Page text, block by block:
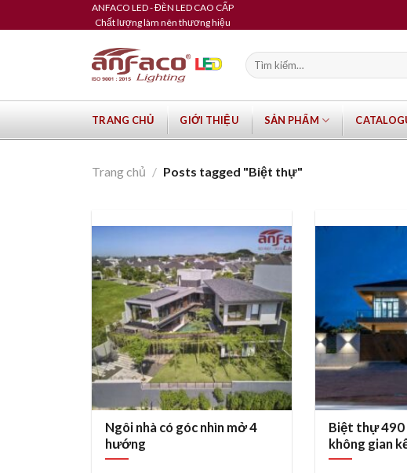
to
ANFACO LED - ĐÈN LED CAO CẤP
Chất lượng làm nên thương hiệu
Tìm
kiếm:
TRANG CHỦ GIỚI THIỆU SẢN PHẨM
Trang chủ / Posts tagged "Biệt thự"
Ngôi nhà có góc nhìn mở 4
hướng
Biệt thự 490
không gian